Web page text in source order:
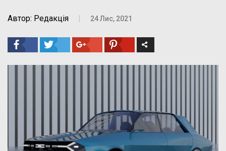
Автор: Редакція | 24 Лис, 2021